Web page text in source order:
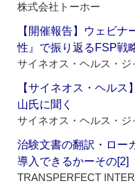
株式会社トーホー
【開催報告】ウェビ
性』で振り返るFSP戦
サイネオス・ヘルス・ジ
【サイネオス・ヘル
山氏に聞く
サイネオス・ヘルス・ジ
治験文書の翻訳・ロー
導入できるかーその[2]
TRANSPERFECT